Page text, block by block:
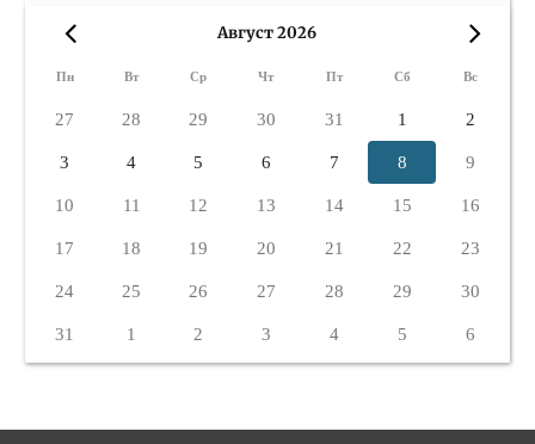
Август 2026
Пн Вт Ср Чт Пт Сб Вс
27 28 29 30 31 1 2
3 4 5 6 7 8 9
10 11 12 13 14 15 16
17 18 19 20 21 22 23
24 25 26 27 28 29 30
31 1 2 3 4 5 6